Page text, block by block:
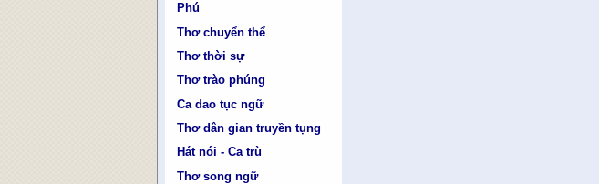
Phú
Thơ chuyển thể
Thơ thời sự
Thơ trào phúng
Ca dao tục ngữ
Thơ dân gian truyền tụng
Hát nói - Ca trù
Thơ song ngữ